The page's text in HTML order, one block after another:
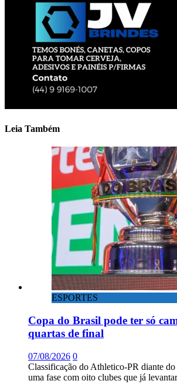
Leia Também
ESPORTES
Copa do Brasil pode ter só
quartas de final
07/08/2026 0
Classificação do Athletico-PR diante
uma fase com oito clubes que já